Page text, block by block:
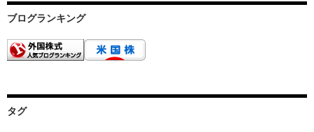
ブログランキング
タグ